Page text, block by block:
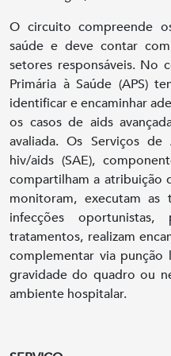
O circuito compreende
saúde e deve contar
setores responsáveis. No
Primária à Saúde (APS)
identificar e encaminhar
os casos de aids
avaliada. Os Serviços de
hiv/aids (SAE),
compartilham a atribuição
monitoram, executam as
infecções oportunistas,
tratamentos, realizam
complementar via
gravidade do quadro ou
ambiente hospitalar.